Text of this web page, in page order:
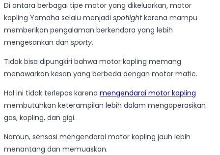
Di antara berbagai tipe motor yang dikeluarkan, motor
kopling Yamaha selalu menjadi spotlightkarena mampu
memberikan pengalaman berkendara yang lebih
mengesankan dan sporty.
Tidak bisa dipungkiri bahwa motor kopling memang
menawarkan kesan yang berbeda dengan motor matic.
Hal ini tidak terlepas karena mengendarai motor kopling
membutuhkan keterampilan lebih dalam mengoperasikan
gas, kopling, dan gigi.
Namun, sensasi mengendarai motor kopling jauh lebih
menantang dan memuaskan.